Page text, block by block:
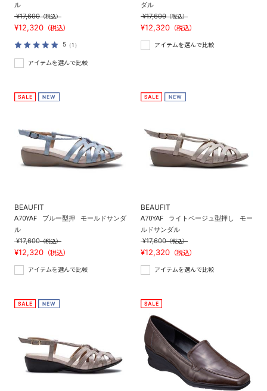
ル
¥17,600（税込）
¥12,320 （税込）
5（1）
アイテムを選んで比較
ダル
¥17,600（税込）
¥12,320 （税込）
アイテムを選んで比較
BEAUFIT
A70YAF ブルー型押
モールドサンダ
ル
¥17,600（税込）
¥12,320 （税込）
アイテムを選んで比較
BEAUFIT
A70YAF ライトベージュ型押し
モー
ルドサンダル
¥17,600（税込）
¥12,320 （税込）
アイテムを選んで比較